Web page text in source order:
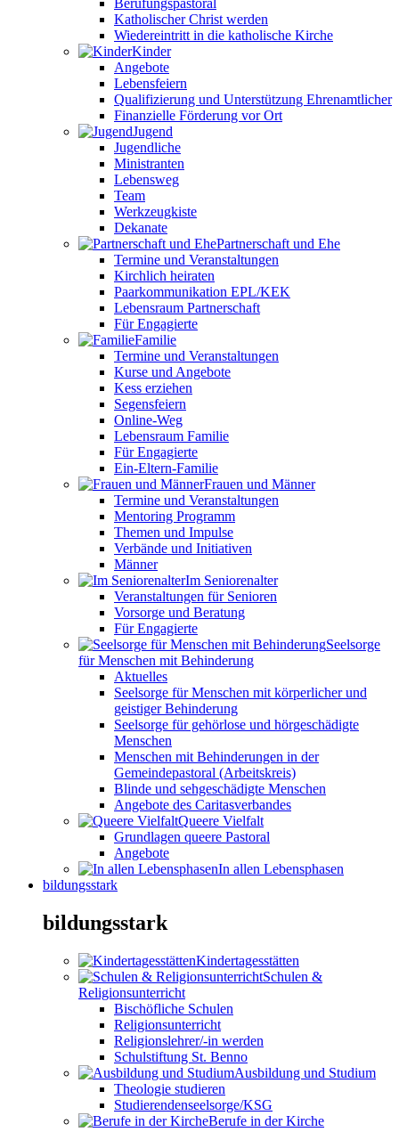
Berufungspastoral
Katholischer Christ werden
Wiedereintritt in die katholische Kirche
Kinder
Angebote
Lebensfeiern
Qualifizierung und Unterstützung Ehrenamtlicher
Finanzielle Förderung vor Ort
Jugend
Jugendliche
Ministranten
Lebensweg
Team
Werkzeugkiste
Dekanate
Partnerschaft und Ehe
Termine und Veranstaltungen
Kirchlich heiraten
Paarkommunikation EPL/KEK
Lebensraum Partnerschaft
Für Engagierte
Familie
Termine und Veranstaltungen
Kurse und Angebote
Kess erziehen
Segensfeiern
Online-Weg
Lebensraum Familie
Für Engagierte
Ein-Eltern-Familie
Frauen und Männer
Termine und Veranstaltungen
Mentoring Programm
Themen und Impulse
Verbände und Initiativen
Männer
Im Seniorenalter
Veranstaltungen für Senioren
Vorsorge und Beratung
Für Engagierte
Seelsorge
für Menschen mit Behinderung
Aktuelles
Seelsorge für Menschen mit körperlicher und
geistiger Behinderung
Seelsorge für gehörlose und hörgeschädigte
Menschen
Menschen mit Behinderungen in der
Gemeindepastoral (Arbeitskreis)
Blinde und sehgeschädigte Menschen
Angebote des Caritasverbandes
Queere Vielfalt
Grundlagen queere Pastoral
Angebote
In allen Lebensphasen
bildungsstark
bildungsstark
Kindertagesstätten
Schulen &
Religionsunterricht
Bischöfliche Schulen
Religionsunterricht
Religionslehrer/-in werden
Schulstiftung St. Benno
Ausbildung und Studium
Theologie studieren
Studierendenseelsorge/KSG
Berufe in der Kirche